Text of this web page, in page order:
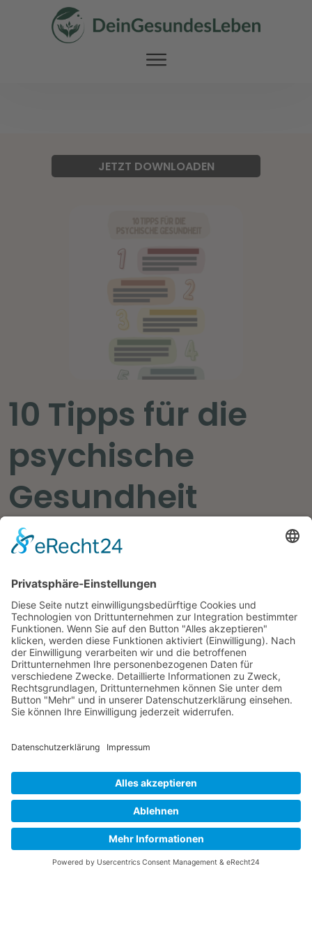
JETZT DOWNLOADEN
10 Tipps für die
psychische
Gesundheit
Jetzt direkt unterhalb herunterladen
>> PDF Downloaden <<